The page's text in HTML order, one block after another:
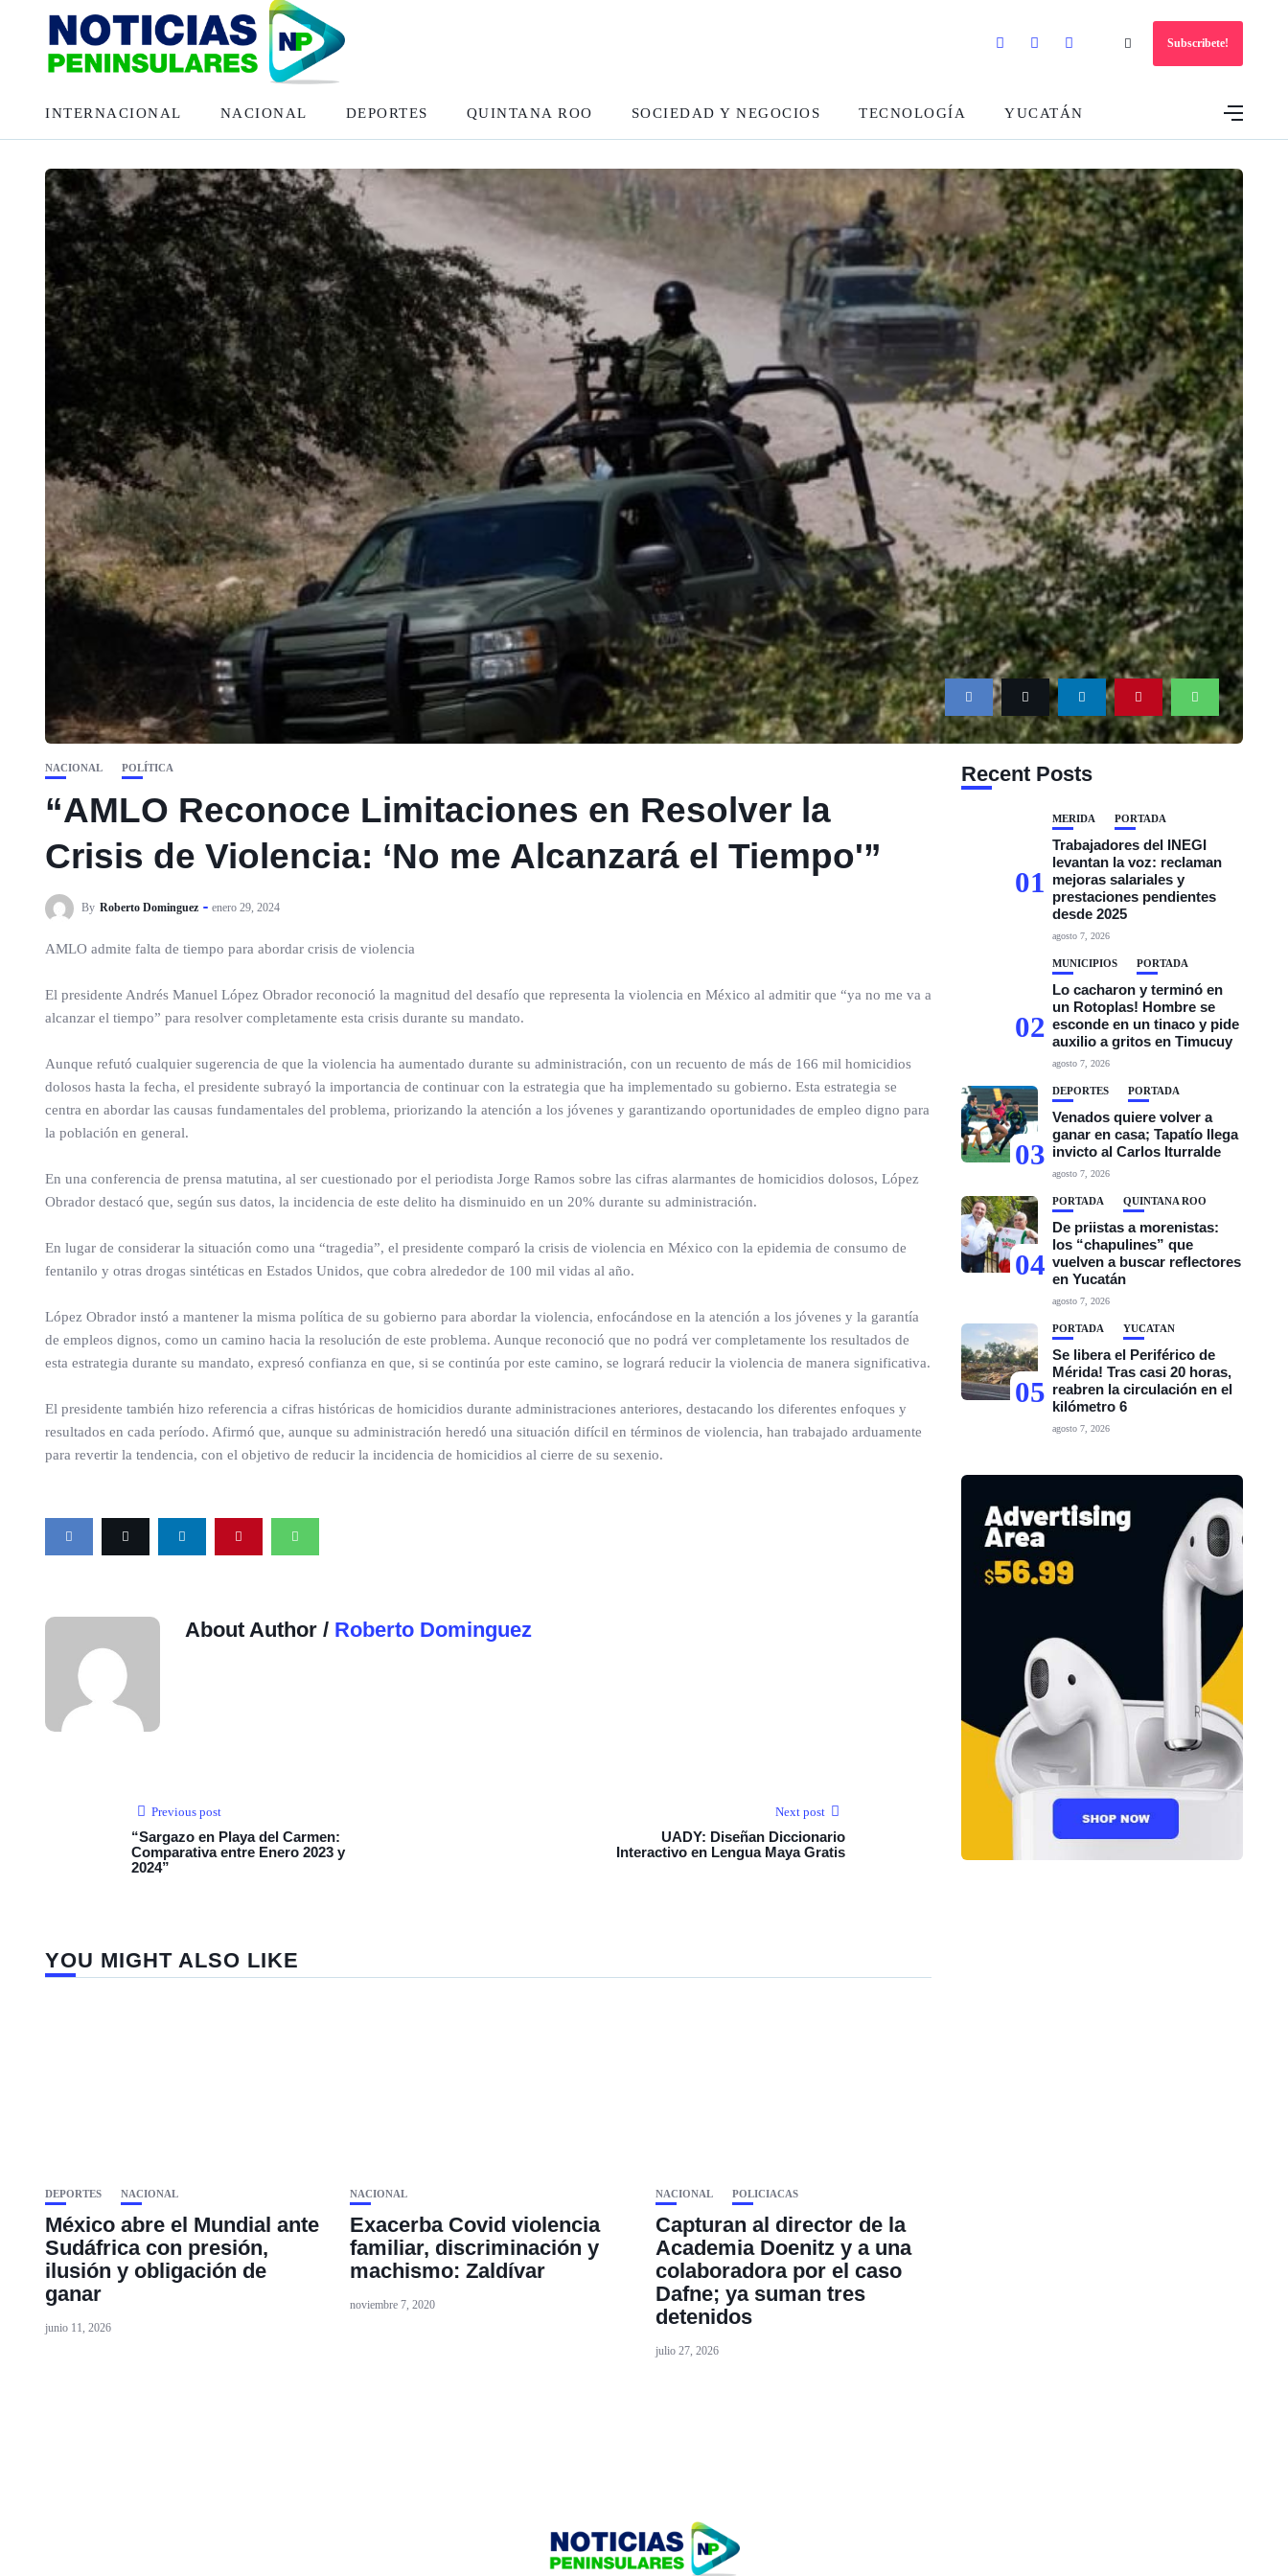
Subscribete!
INTERNACIONAL NACIONAL DEPORTES QUINTANA ROO SOCIEDAD Y NEGOCIOS TECNOLOGÍA YUCATÁN
NACIONAL POLÍTICA
“AMLO Reconoce Limitaciones en Resolver la
Crisis de Violencia: ‘No me Alcanzará el Tiempo'”
By Roberto Dominguez enero 29, 2024
AMLO admite falta de tiempo para abordar crisis de violencia
El presidente Andrés Manuel López Obrador reconoció la magnitud del desafío que representa la violencia en México al admitir que “ya no me va a
alcanzar el tiempo” para resolver completamente esta crisis durante su mandato.
Aunque refutó cualquier sugerencia de que la violencia ha aumentado durante su administración, con un recuento de más de 166 mil homicidios
dolosos hasta la fecha, el presidente subrayó la importancia de continuar con la estrategia que ha implementado su gobierno. Esta estrategia se
centra en abordar las causas fundamentales del problema, priorizando la atención a los jóvenes y garantizando oportunidades de empleo digno para
la población en general.
En una conferencia de prensa matutina, al ser cuestionado por el periodista Jorge Ramos sobre las cifras alarmantes de homicidios dolosos, López
Obrador destacó que, según sus datos, la incidencia de este delito ha disminuido en un 20% durante su administración.
En lugar de considerar la situación como una “tragedia”, el presidente comparó la crisis de violencia en México con la epidemia de consumo de
fentanilo y otras drogas sintéticas en Estados Unidos, que cobra alrededor de 100 mil vidas al año.
López Obrador instó a mantener la misma política de su gobierno para abordar la violencia, enfocándose en la atención a los jóvenes y la garantía
de empleos dignos, como un camino hacia la resolución de este problema. Aunque reconoció que no podrá ver completamente los resultados de
esta estrategia durante su mandato, expresó confianza en que, si se continúa por este camino, se logrará reducir la violencia de manera significativa.
El presidente también hizo referencia a cifras históricas de homicidios durante administraciones anteriores, destacando los diferentes enfoques y
resultados en cada período. Afirmó que, aunque su administración heredó una situación difícil en términos de violencia, han trabajado arduamente
para revertir la tendencia, con el objetivo de reducir la incidencia de homicidios al cierre de su sexenio.
About Author / Roberto Dominguez
Previous post
“Sargazo en Playa del Carmen:
Comparativa entre Enero 2023 y
2024”
Next post
UADY: Diseñan Diccionario
Interactivo en Lengua Maya Gratis
YOU MIGHT ALSO LIKE
DEPORTES NACIONAL
México abre el Mundial ante
Sudáfrica con presión,
ilusión y obligación de
ganar
junio 11, 2026
NACIONAL
Exacerba Covid violencia
familiar, discriminación y
machismo: Zaldívar
noviembre 7, 2020
NACIONAL POLICIACAS
Capturan al director de la
Academia Doenitz y a una
colaboradora por el caso
Dafne; ya suman tres
detenidos
julio 27, 2026
Recent Posts
01
MÉRIDA PORTADA
Trabajadores del INEGI
levantan la voz: reclaman
mejoras salariales y
prestaciones pendientes
desde 2025
agosto 7, 2026
02
MUNICIPIOS PORTADA
Lo cacharon y terminó en
un Rotoplas! Hombre se
esconde en un tinaco y pide
auxilio a gritos en Timucuy
agosto 7, 2026
03
DEPORTES PORTADA
Venados quiere volver a
ganar en casa; Tapatío llega
invicto al Carlos Iturralde
agosto 7, 2026
04
PORTADA QUINTANA ROO
De priistas a morenistas:
los “chapulines” que
vuelven a buscar reflectores
en Yucatán
agosto 7, 2026
05
PORTADA YUCATÁN
Se libera el Periférico de
Mérida! Tras casi 20 horas,
reabren la circulación en el
kilómetro 6
agosto 7, 2026